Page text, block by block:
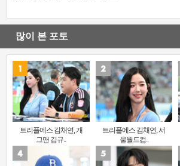
많이 본 포토
트리플에스 김채연, 개
그맨 김규..
트리플에스 김채연, 서
울월드컵..